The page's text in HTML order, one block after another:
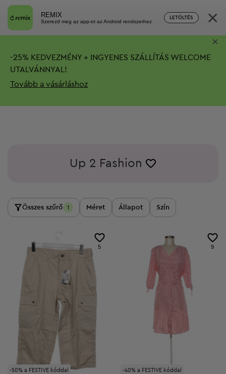
REMIX
Szerezd meg az app-ot az Android rendszerhez
LETÖLTÉS ×
-25% KEDVEZMÉNY + INGYENES SZÁLLÍTÁS WELCOME
UTALVÁNNYAL!
Tovább a vásárláshoz
×
Up 2 Fashion
Összes szűrő 1 Méret Állapot Szín
-50% a FESTIVE kóddal
5
-40% a FESTIVE kóddal
9